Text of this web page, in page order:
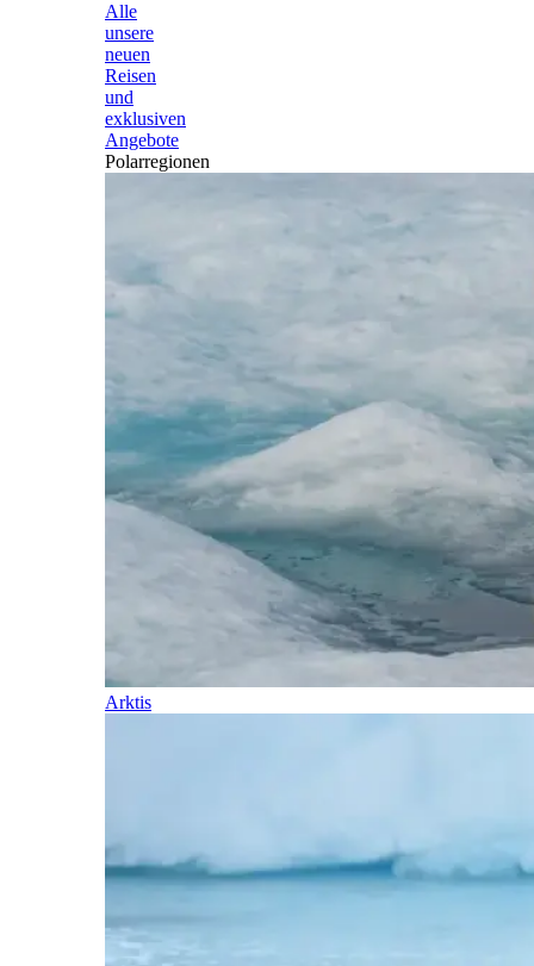
Alle
unsere
neuen
Reisen
und
exklusiven
Angebote
Polarregionen
Arktis